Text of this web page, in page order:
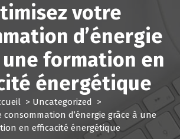
votre
d’énergie
une formation en
énergétique
> Uncategorized >
consommation d’énergie grâce à une
en efficacité énergétique